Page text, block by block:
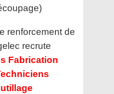
renforcement de
recrute
Fabrication